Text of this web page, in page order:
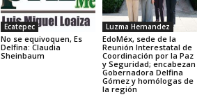
Ecatepec
No se equivoquen, Es
Delfina: Claudia
Sheinbaum
Luzma Hernandez
EdoMéx, sede de la
Reunión Interestatal de
Coordinación por la Paz
y Seguridad; encabezan
Gobernadora Delfina
Gómez y homólogas de
la región